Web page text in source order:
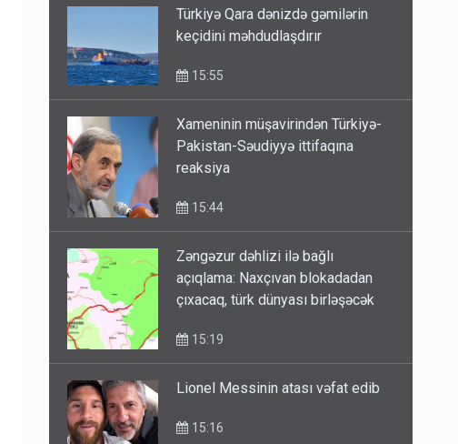
Türkiyə Qara dənizdə gəmilərin
Xameninin müşavirindən Türkiyə-
Pakistan-Səudiyyə ittifaqına
Zəngəzur dəhlizi ilə bağlı
açıqlama: Naxçıvan blokadadan